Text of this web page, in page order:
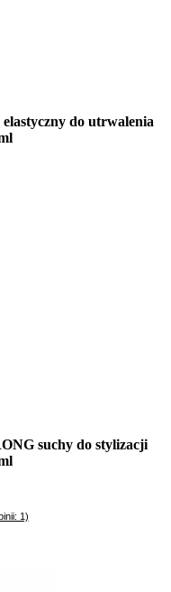
do utrwalenia
suchy do stylizacji
24h)
1)